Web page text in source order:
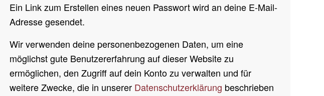
Ein Link zum Erstellen eines neuen Passwort wird an deine E-Mail-
Adresse gesendet.
Wir verwenden deine personenbezogenen Daten, um eine
möglichst gute Benutzererfahrung auf dieser Website zu
ermöglichen, den Zugriff auf dein Konto zu verwalten und für
weitere Zwecke, die in unserer Datenschutzerklärung beschrieben